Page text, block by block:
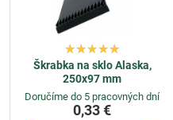
S náradím na zimnú údržbu ako
v rukách môžete mať
akékoľvek zimné podmienky a
prístupné. Investícia do
námahu a zabezpečiť
zimných mesiacov.
Škrabka na sklo Alaska,
250x97 mm
Doručíme do 5 pracovných dní
0,33 €